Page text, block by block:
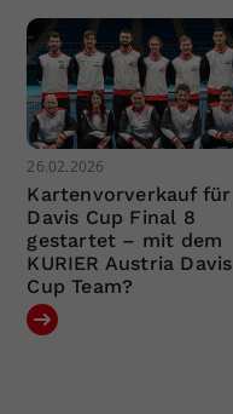
26.02.2026
Kartenvorverkauf für
Davis Cup Final 8
gestartet – mit dem
KURIER Austria Davis
Cup Team?